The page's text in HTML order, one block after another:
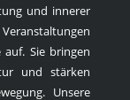
und innerer
Sie bringen
und stärken
Unsere